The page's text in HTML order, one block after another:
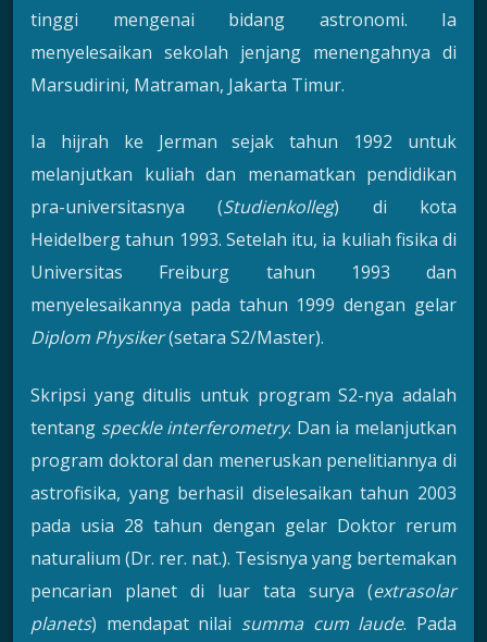
tinggi mengenai bidang astronomi. Ia
menyelesaikan sekolah jenjang menengahnya di
Marsudirini, Matraman, Jakarta Timur.
Ia hijrah ke Jerman sejak tahun 1992 untuk
melanjutkan kuliah dan menamatkan pendidikan
pra-universitasnya (Studienkolleg) di kota
Heidelberg tahun 1993. Setelah itu, ia kuliah fisika di
Universitas Freiburg tahun 1993 dan
menyelesaikannya pada tahun 1999 dengan gelar
Diplom Physiker(setara S2/Master).
Skripsi yang ditulis untuk program S2-nya adalah
tentang speckle interferometry. Dan ia melanjutkan
program doktoral dan meneruskan penelitiannya di
astrofisika, yang berhasil diselesaikan tahun 2003
pada usia 28 tahun dengan gelar Doktor rerum
naturalium (Dr. rer. nat.). Tesisnya yang bertemakan
pencarian planet di luar tata surya (extrasolar
planets) mendapat nilai summa cum laude. Pada